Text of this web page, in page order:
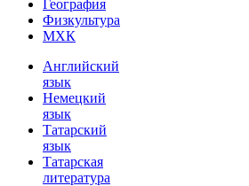
География
Физкультура
МХК
Английский
язык
Немецкий
язык
Татарский
язык
Татарская
литература